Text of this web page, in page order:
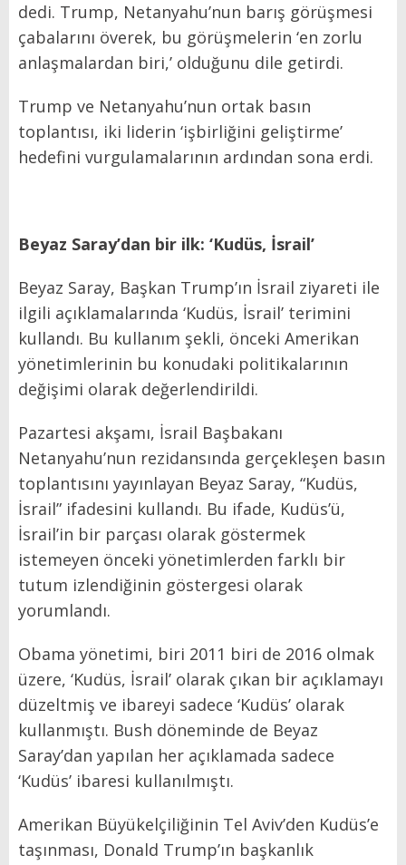
dedi. Trump, Netanyahu’nun barış görüşmesi
çabalarını överek, bu görüşmelerin ‘en zorlu
anlaşmalardan biri,’ olduğunu dile getirdi.
Trump ve Netanyahu’nun ortak basın
toplantısı, iki liderin ‘işbirliğini geliştirme’
hedefini vurgulamalarının ardından sona erdi.
Beyaz Saray’dan bir ilk: ‘Kudüs, İsrail’
Beyaz Saray, Başkan Trump’ın İsrail ziyareti ile
ilgili açıklamalarında ‘Kudüs, İsrail’ terimini
kullandı. Bu kullanım şekli, önceki Amerikan
yönetimlerinin bu konudaki politikalarının
değişimi olarak değerlendirildi.
Pazartesi akşamı, İsrail Başbakanı
Netanyahu’nun rezidansında gerçekleşen basın
toplantısını yayınlayan Beyaz Saray, “Kudüs,
İsrail” ifadesini kullandı. Bu ifade, Kudüs’ü,
İsrail’in bir parçası olarak göstermek
istemeyen önceki yönetimlerden farklı bir
tutum izlendiğinin göstergesi olarak
yorumlandı.
Obama yönetimi, biri 2011 biri de 2016 olmak
üzere, ‘Kudüs, İsrail’ olarak çıkan bir açıklamayı
düzeltmiş ve ibareyi sadece ‘Kudüs’ olarak
kullanmıştı. Bush döneminde de Beyaz
Saray’dan yapılan her açıklamada sadece
‘Kudüs’ ibaresi kullanılmıştı.
Amerikan Büyükelçiliğinin Tel Aviv’den Kudüs’e
taşınması, Donald Trump’ın başkanlık